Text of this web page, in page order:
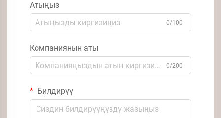
Атыңыз
0/100
Компаниянын аты
0/200
Билдирүү